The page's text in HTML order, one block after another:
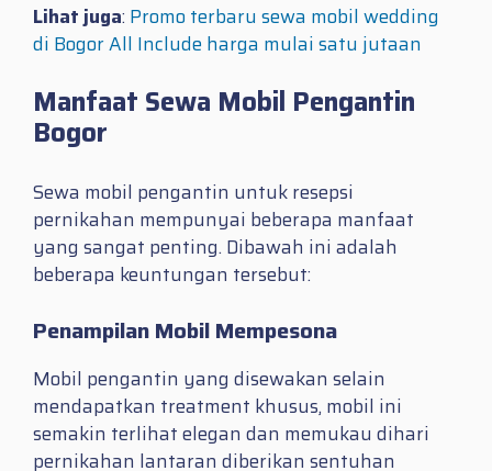
Lihat juga: Promo terbaru sewa mobil wedding
di Bogor All Include harga mulai satu jutaan
Manfaat Sewa Mobil Pengantin
Bogor
Sewa mobil pengantin untuk resepsi
pernikahan mempunyai beberapa manfaat
yang sangat penting. Dibawah ini adalah
beberapa keuntungan tersebut:
Penampilan Mobil Mempesona
Mobil pengantin yang disewakan selain
mendapatkan treatment khusus, mobil ini
semakin terlihat elegan dan memukau dihari
pernikahan lantaran diberikan sentuhan